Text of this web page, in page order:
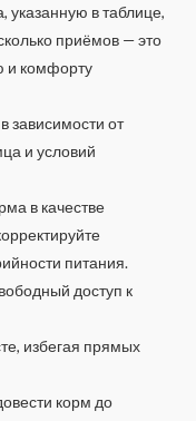
указанную в таблице,
приёмов — это
и комфорту
зависимости от
и условий
в качестве
питания.
доступ к
избегая прямых
корм до